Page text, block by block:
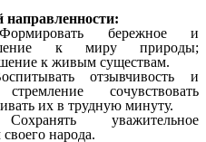
направленности:
Формировать бережное и
к миру природы;
к живым существам.
отзывчивость и
сочувствовать
их в трудную минуту.
Сохранять уважительное
народа.